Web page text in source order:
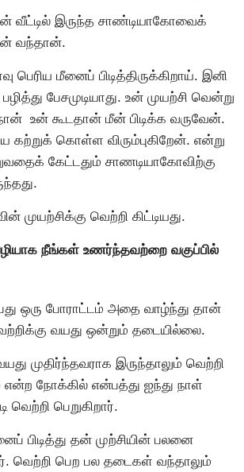
வீட்டில் இருந்த சாண்டியாகோவைக்
வந்தான்.
பெரிய மீனைப் பிடித்திருக்கிறாய். இனி
பேசமுடியாது. உன் முயற்சி வென்று
உன் கூடதான் மீன் பிடிக்க வருவேன்.
கற்றுக் கொள்ள விரும்புகிறேன். என்று
கேட்டதும் சாணடியாகோவிற்கு
முயற்சிக்கு வெற்றி கிட்டியது.
நீங்கள் உணர்ந்தவற்றை வகுப்பில்
ஒரு போராட்டம் அதை வாழ்ந்து தான்
வயது ஒன்றும் தடையில்லை.
முதிர்ந்தவராக இருந்தாலும் வெற்றி
நோக்கில் என்பத்து ஐந்து நாள்
வெற்றி பெறுகிறார்.
பிடித்து தன் முற்சியின் பலனை
வெற்றி பெற பல தடைகள் வந்தாலும்